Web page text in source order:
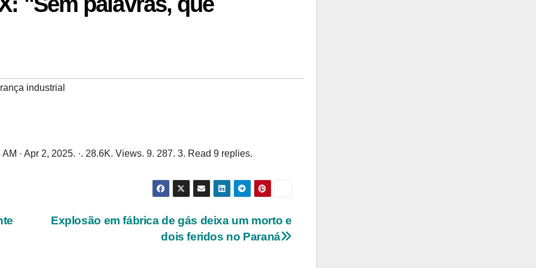
industrial
· Apr 2, 2025. ·. 28.6K. Views. 9. 287. 3. Read 9 replies.
Explosão em fábrica de gás deixa um morto e
dois feridos no Paraná